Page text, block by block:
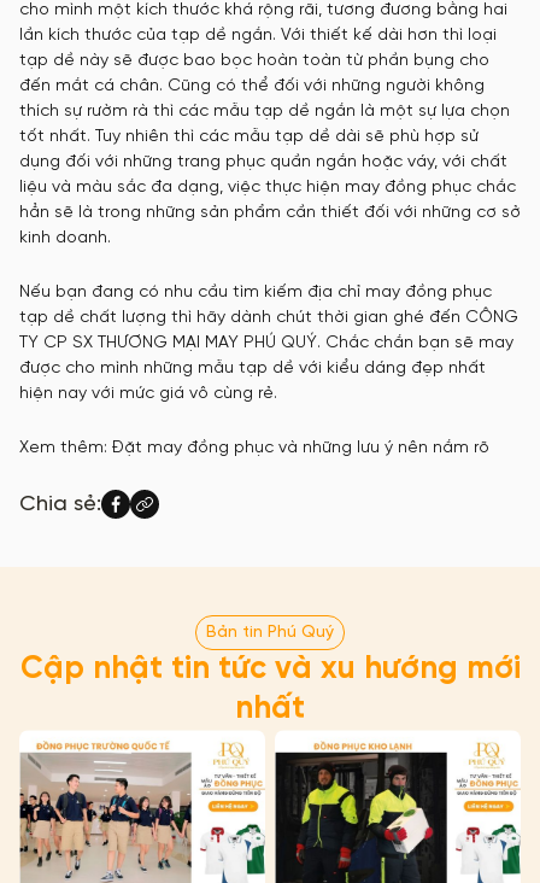
cho mình một kích thước khá rộng rãi, tương đương bằng hai
lần kích thước của tạp dề ngắn. Với thiết kế dài hơn thì loại
tạp dề này sẽ được bao bọc hoàn toàn từ phần bụng cho
đến mắt cá chân. Cũng có thể đối với những người không
thích sự rườm rà thì các mẫu tạp dề ngắn là một sự lựa chọn
tốt nhất. Tuy nhiên thì các mẫu tạp dề dài sẽ phù hợp sử
dụng đối với những trang phục quần ngắn hoặc váy, với chất
liệu và màu sắc đa dạng, việc thực hiện may đồng phục chắc
hẳn sẽ là trong những sản phẩm cần thiết đối với những cơ sở
kinh doanh.
Nếu bạn đang có nhu cầu tìm kiếm địa chỉ may đồng phục
tạp dề chất lượng thì hãy dành chút thời gian ghé đến CÔNG
TY CP SX THƯƠNG MẠI MAY PHÚ QUÝ. Chắc chắn bạn sẽ may
được cho mình những mẫu tạp dề với kiểu dáng đẹp nhất
hiện nay với mức giá vô cùng rẻ.
Xem thêm: Đặt may đồng phục và những lưu ý nên nắm rõ
Chia sẻ:
Bản tin Phú Quý
Cập nhật tin tức và xu hướng mới
nhất